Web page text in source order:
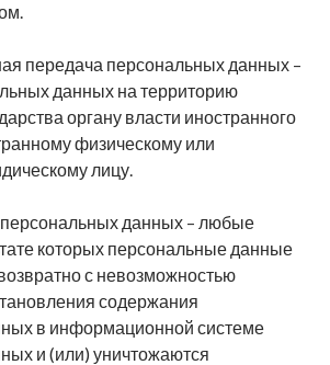
передача персональных данных –
данных на территорию
органу власти иностранного
физическому или
лицу.
данных – любые
которых персональные данные
с невозможностью
содержания
в информационной системе
и (или) уничтожаются